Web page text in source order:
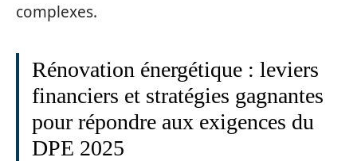
complexes.
Rénovation énergétique : leviers
financiers et stratégies gagnantes
pour répondre aux exigences du
DPE 2025